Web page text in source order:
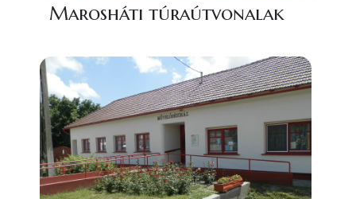
Marosháti túraútvonalak